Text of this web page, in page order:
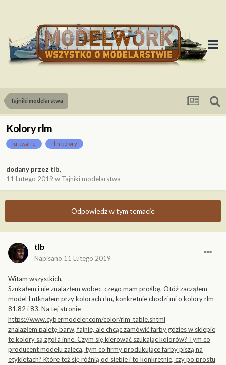
Tajniki modelarstwa
Kolory rlm
luftwaffe rlm kolory
dodany przez tlb,
11 Lutego 2019 w Tajniki modelarstwa
Odpowiedz w tym temacie
tlb
Napisano 11 Lutego 2019
Witam wszystkich,
Szukałem i nie znalazłem wobec czego mam prośbę. Otóż zacząłem
model I utknałem przy kolorach rlm, konkretnie chodzi mi o kolory rlm
81,82 i 83. Na tej stronie
https://www.cybermodeler.com/color/rlm_table.shtml
znalazłem paletę barw, fajnie, ale chcąc zamówić farby gdzies w sklepie
te kolory są zgoła inne. Czym się kierować szukając kolorów? Tym co
producent modelu zaleca, tym co firmy produkujące farby piszą na
etykietach? Które też się różnią od siebie i to konkretnie, czy po prostu